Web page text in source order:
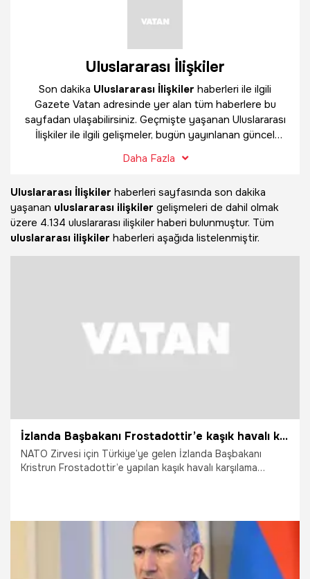
Uluslararası İlişkiler
Son dakika Uluslararası İlişkiler haberleri ile ilgili
Gazete Vatan adresinde yer alan tüm haberlere bu
sayfadan ulaşabilirsiniz. Geçmişte yaşanan Uluslararası
İlişkiler ile ilgili gelişmeler, bugün yayınlanan güncel
haber sayfamızda bulabilirsiniz.
Daha Fazla
Uluslararası İlişkiler haberleri sayfasında son dakika
yaşanan uluslararası ilişkiler gelişmeleri de dahil olmak
üzere 4.134 uluslararası ilişkiler haberi bulunmuştur. Tüm
uluslararası ilişkiler haberleri aşağıda listelenmiştir.
İzlanda Başbakanı Frostadottir’e kaşık havalı karşılama sosyal medyada gündem oldu
NATO Zirvesi için Türkiye’ye gelen İzlanda Başbakanı
Kristrun Frostadottir’e yapılan kaşık havalı karşılama